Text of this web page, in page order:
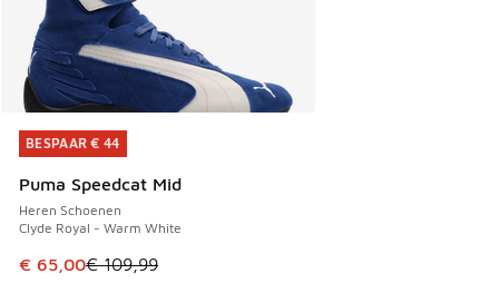
BESPAAR € 44
Puma Speedcat Mid
Heren Schoenen
Clyde Royal - Warm White
Dit artikel is in de uitverkoop. Dit artikel is in de
€ 65,00€ 109,99
BESPAAR € 44